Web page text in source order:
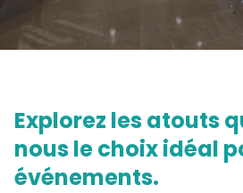
Explorez les atouts
nous le choix idéal
événements.